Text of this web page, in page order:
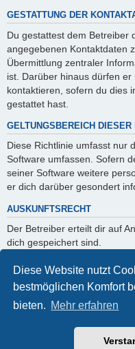
Diese Website nutzt
bestmöglichen Komfort
bieten. Mehr erfahren
GESTATTUNG DER
Du gestattest dem Betreiber
angegebenen Kontaktdaten
Übermittlung zentraler
ist. Darüber hinaus dürfen
kontaktieren, sofern du dies
gestattet hast.
GELTUNGSBEREICH DIESER
Diese Richtlinie umfasst nur
Software umfassen. Sofern
seiner Software weitere
er dich darüber gesondert
AUSKUNFTSRECHT
Der Betreiber erteilt dir auf
dich gespeichert sind.
Du kannst jederzeit die
verlangen. Kontaktiere
Powered byphpBB®